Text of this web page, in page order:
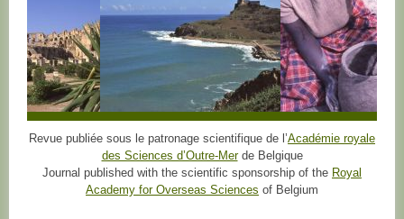
Revue publiée sous le patronage scientifique de l’Académie royale
des Sciences d’Outre-Merde Belgique
Journal published with the scientific sponsorship of the Royal
Academy for Overseas Sciences of Belgium